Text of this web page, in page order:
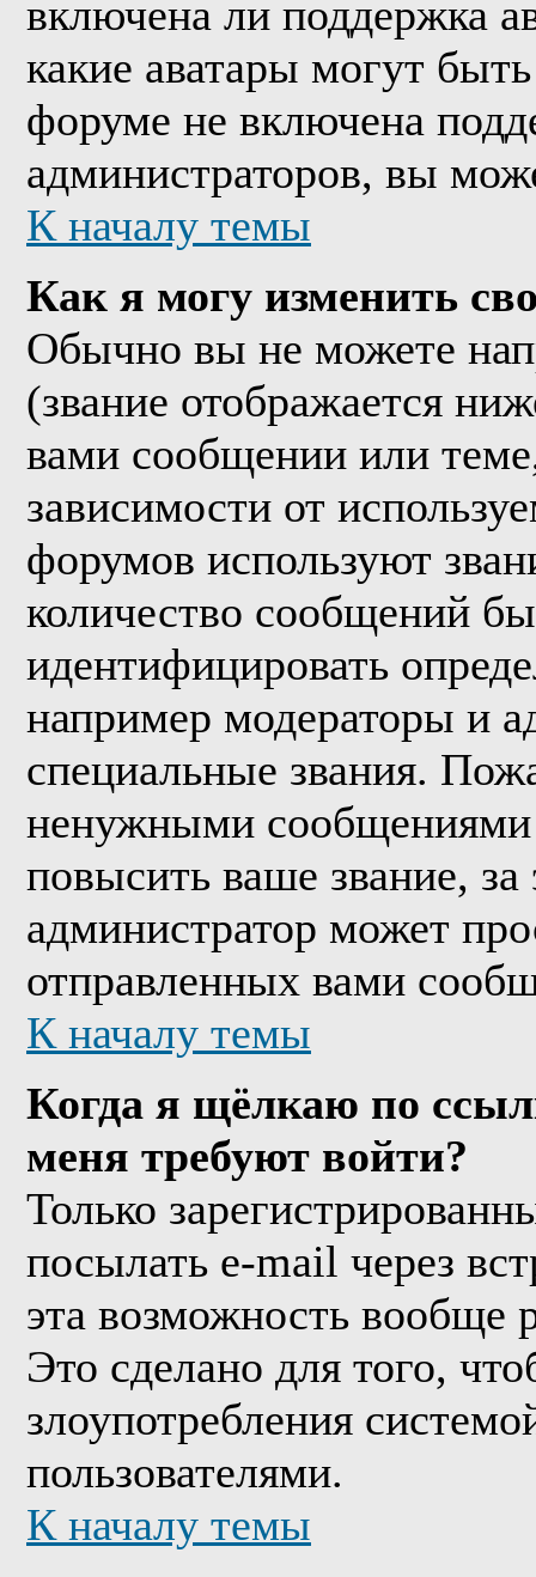
включена ли поддержка
какие аватары могут
форуме не включена
администраторов, вы
К началу темы
Как я могу изменить
Обычно вы не можете
(звание отображается
вами сообщении или
зависимости от
форумов используют
количество сообщений
идентифицировать
например модераторы и
специальные звания.
ненужными сообщениями
повысить ваше звание, за
администратор может
отправленных вами
К началу темы
Когда я щёлкаю по
меня требуют войти?
Только
посылать e-mail через
эта возможность вообще
Это сделано для того,
злоупотребления
пользователями.
К началу темы